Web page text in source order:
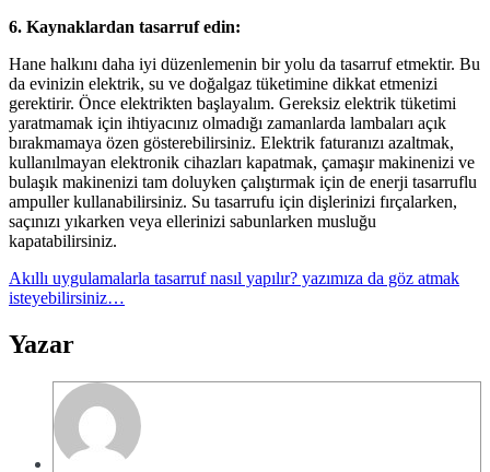
6. Kaynaklardan tasarruf edin:
Hane halkını daha iyi düzenlemenin bir yolu da tasarruf etmektir. Bu
da evinizin elektrik, su ve doğalgaz tüketimine dikkat etmenizi
gerektirir. Önce elektrikten başlayalım. Gereksiz elektrik tüketimi
yaratmamak için ihtiyacınız olmadığı zamanlarda lambaları açık
bırakmamaya özen gösterebilirsiniz. Elektrik faturanızı azaltmak,
kullanılmayan elektronik cihazları kapatmak, çamaşır makinenizi ve
bulaşık makinenizi tam doluyken çalıştırmak için de enerji tasarruflu
ampuller kullanabilirsiniz. Su tasarrufu için dişlerinizi fırçalarken,
saçınızı yıkarken veya ellerinizi sabunlarken musluğu
kapatabilirsiniz.
Akıllı uygulamalarla tasarruf nasıl yapılır? yazımıza da göz atmak
isteyebilirsiniz…
Yazar